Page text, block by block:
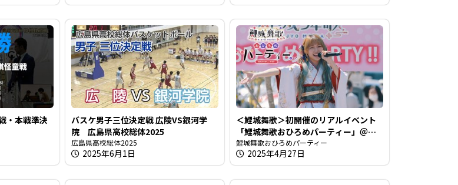
・本戦準決
バスケ男子三位決定戦 広陵VS銀河学
院 広島県高校総体2025
広島県高校総体2025
2025年6月1日
＜鯉城舞歌＞初開催のリアルイベント
「鯉城舞歌おひろめパーティー」＠楽
曲やレモンチダンスの披露も！
鯉城舞歌おひろめパーティー
2025年4月27日